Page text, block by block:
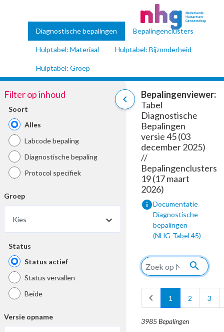
Diagnostische bepalingen Bepalingenclusters
Hulptabel: Materiaal Hulptabel: Bijzonderheid
Hulptabel: Groep
chevron_left
Filter op inhoud
Soort
Alles
Labcode bepaling
Diagnostische bepaling
Protocol specifiek
Groep
Kies
Status
Status actief
Status vervallen
Beide
Versie opname
Bepalingenviewer:
Tabel
Diagnostische
Bepalingen
versie 45 (03
december 2025)
//
Bepalingenclusters
19 (17 maart
2026)
infoDocumentatie
Diagnostische
bepalingen
(NHG-Tabel 45)
search
chevron_left 1 2 3
3985 Bepalingen